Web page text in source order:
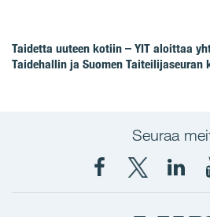
Taidetta uuteen kotiin – YIT aloittaa
Taidehallin ja Suomen Taiteilijaseuran
Seuraa
Facebook
X
YIT